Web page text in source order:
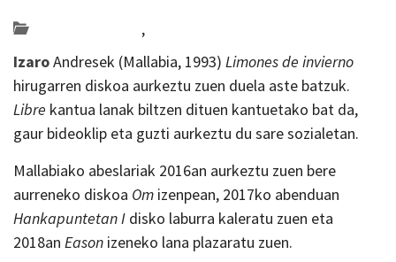
,
IzaroAndresek (Mallabia, 1993) Limones de invierno
hirugarren diskoa aurkeztu zuen duela aste batzuk.
Libre kantua lanak biltzen dituen kantuetako bat da,
gaur bideoklip eta guzti aurkeztu du sare sozialetan.
Mallabiako abeslariak 2016an aurkeztu zuen bere
aurreneko diskoa Om izenpean, 2017ko abenduan
Hankapuntetan I disko laburra kaleratu zuen eta
2018an Eason izeneko lana plazaratu zuen.